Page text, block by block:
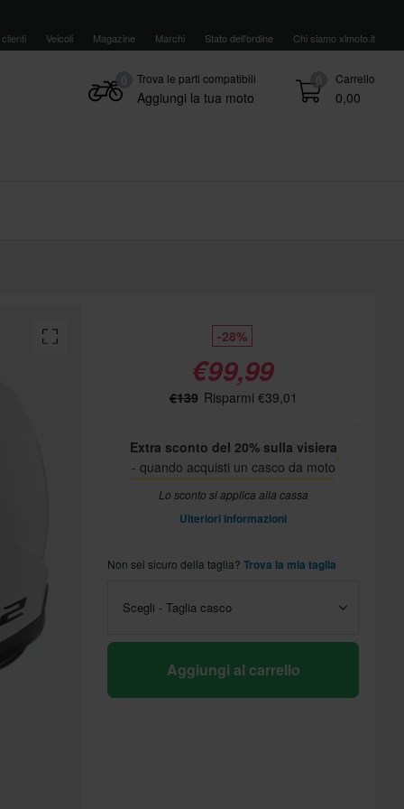
Veicoli Magazine Marchi Stato dell'ordine Chi siamo xlmoto.it
0 Carrello
0,00
Trova le parti compatibili
Aggiungi la tua moto
-28%
€99,99
€139 Risparmi €39,01
Extra sconto del 20% sulla visiera
- quando acquisti un casco da moto
Lo sconto si applica alla cassa
Ulteriori informazioni
Non sei sicuro della taglia? Trova la mia taglia
Scegli - Taglia casco
Aggiungi al carrello